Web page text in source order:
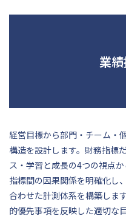
業
経営目標から部門・チーム・
構造を設計します。財務指標
ス・学習と成長の4つの視点
指標間の因果関係を明確化し
合わせた計測体系を構築しま
的優先事項を反映した適切な